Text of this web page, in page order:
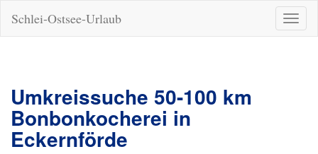
ein-/
Schlei-Ostsee-Urlaub
Umkreissuche 50-100 km
Bonbonkocherei in
Eckernförde